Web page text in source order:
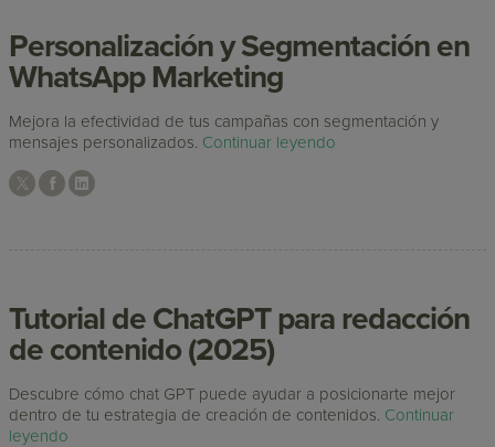
Personalización y Segmentación en
WhatsApp Marketing
Mejora la efectividad de tus campañas con segmentación y
mensajes personalizados. Continuar leyendo
Tutorial de ChatGPT para redacción
de contenido (2025)
Descubre cómo chat GPT puede ayudar a posicionarte mejor
dentro de tu estrategia de creación de contenidos. Continuar
leyendo